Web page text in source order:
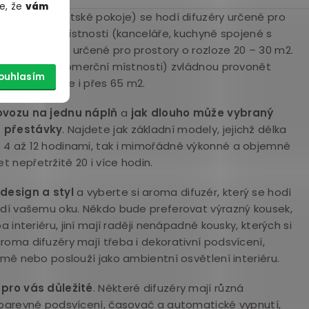
že vám
ale i dětské pokoje) se hodí difuzéry určené pro
velké místnosti (kanceláře, kuchyně spojené s
difuzéry určené pro prostory o rozloze 20 – 30 m2.
haly, komerční místnosti) zvládnou provonět
40, ale i přes 65 m2.
na jednu náplň a jak dlouho může vybraný
přestávky. Najdete jak základní modely, jejichž délka
až 12 hodinami, tak i mimořádně výkonné a objemné
nepřetržitě 20 i více hodin.
a styl a vyberte si aroma difuzér, který se hodí
vašemu oku. Někdo bude preferovat výrazný kousek,
interiéru, jiní mají raději nenápadné kousky, kterých si
difuzéry mají třeba i dekorativní podsvícení,
nebo poslouží jako ambientní osvětlení interiéru.
vás důležité. Některé difuzéry mají různá
podsvícení, časovač a automatické vypnutí,